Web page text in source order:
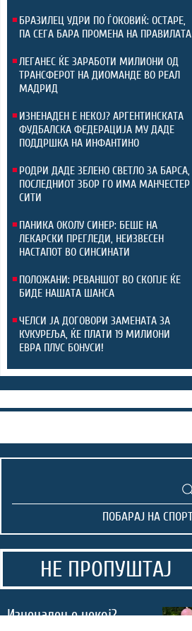
БРАЗИЛЕЦ УДРИ ПО ЃОКОВИЌ: ОСТАРЕ,
ПА СЕГА БАРА ПРОМЕНА НА ПРАВИЛАТА
ЛЕГАНЕС ЌЕ ЗАРАБОТИ МИЛИОНИ ОД
ТРАНСФЕРОТ НА ДИОМАНДЕ ВО РЕАЛ
МАДРИД
ИЗНЕНАДЕН Е НЕКОЈ? АРГЕНТИНСКАТА
ФУДБАЛСКА ФЕДЕРАЦИЈА МУ ДАДЕ
ПОДДРШКА НА ИНФАНТИНО
РОДРИ ДАДЕ ЗЕЛЕНО СВЕТЛО ЗА БАРСА,
ПОСЛЕДНИОТ ЗБОР ГО ИМА МАНЧЕСТЕР
СИТИ
ПАНИКА ОКОЛУ СИНЕР: БЕШЕ НА
ЛЕКАРСКИ ПРЕГЛЕДИ, НЕИЗВЕСЕН
НАСТАПОТ ВО СИНСИНАТИ
ПОЛОЖАНИ: РЕВАНШОТ ВО СКОПЈЕ ЌЕ
БИДЕ НАШАТА ШАНСА
ЧЕЛСИ ЈА ДОГОВОРИ ЗАМЕНАТА ЗА
КУКУРЕЉА, ЌЕ ПЛАТИ 19 МИЛИОНИ
ЕВРА ПЛУС БОНУСИ!
НЕ ПРОПУШТАЈ
Изненаден е некој?